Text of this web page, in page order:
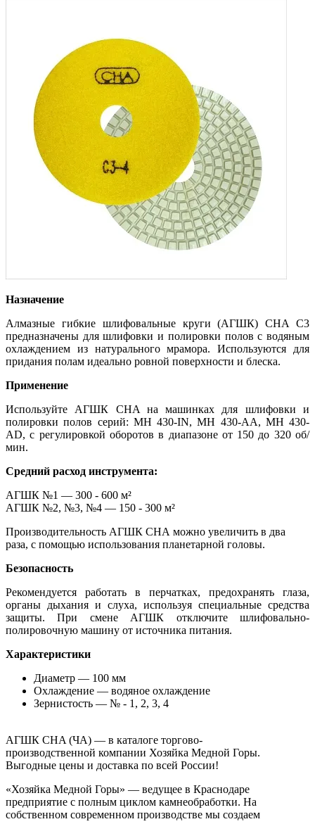
Назначение
Алмазные гибкие шлифовальные круги (АГШК) CHA C3
предназначены для шлифовки и полировки полов с водяным
охлаждением из натурального мрамора. Используются для
придания полам идеально ровной поверхности и блеска.
Применение
Используйте АГШК CHA на машинках для шлифовки и
полировки полов серий: MH 430-IN, MH 430-AA, MH 430-
AD, с регулировкой оборотов в диапазоне от 150 до 320 об/
мин.
Средний расход инструмента:
АГШК №1 — 300 - 600 м²
АГШК №2, №3, №4 — 150 - 300 м²
Производительность АГШК CHA можно увеличить в два
раза, с помощью использования планетарной головы.
Безопасность
Рекомендуется работать в перчатках, предохранять глаза,
органы дыхания и слуха, используя специальные средства
защиты. При смене АГШК отключите шлифовально-
полировочную машину от источника питания.
Характеристики
Диаметр — 100 мм
Охлаждение — водяное охлаждение
Зернистость — № - 1, 2, 3, 4
АГШК CHA (ЧА) — в каталоге торгово-
производственной компании Хозяйка Медной Горы.
Выгодные цены и доставка по всей России!
«Хозяйка Медной Горы» — ведущее в Краснодаре
предприятие с полным циклом камнеобработки. На
собственном современном производстве мы создаем